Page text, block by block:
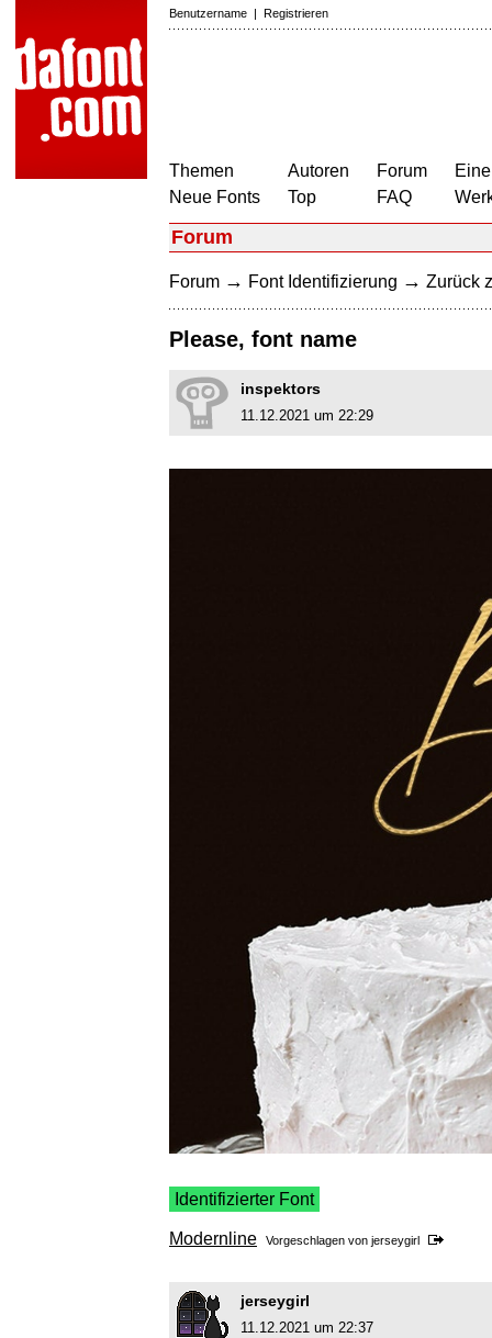
Benutzername | Registrieren
Themen
Neue Fonts
Autoren
Top
Forum
FAQ
Forum
Forum → Font Identifizierung → Zurück
Please, font name
inspektors
11.12.2021 um 22:29
Identifizierter Font
Modernline Vorgeschlagen von jerseygirl
jerseygirl
11.12.2021 um 22:37